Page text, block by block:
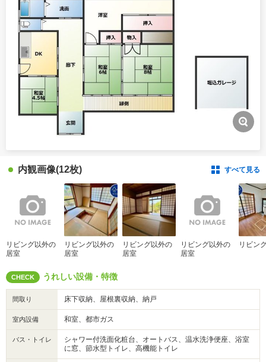
内観画像(12枚) すべて見る
リビング以外の
居室
リビング以外の
居室
リビング以外の
居室
リビング以外の
居室
リビン
CHECK うれしい設備・特徴
間取り 床下収納、屋根裏収納、納戸
室内設備 和室、都市ガス
バス・トイレ
シャワー付洗面化粧台、オートバス、温水洗浄便座、浴室
に窓、節水型トイレ、高機能トイレ